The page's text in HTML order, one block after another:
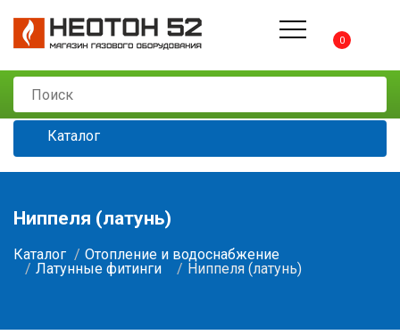
0
Каталог
Ниппеля (латунь)
Каталог
Отопление и водоснабжение
Латунные фитинги
Ниппеля (латунь)